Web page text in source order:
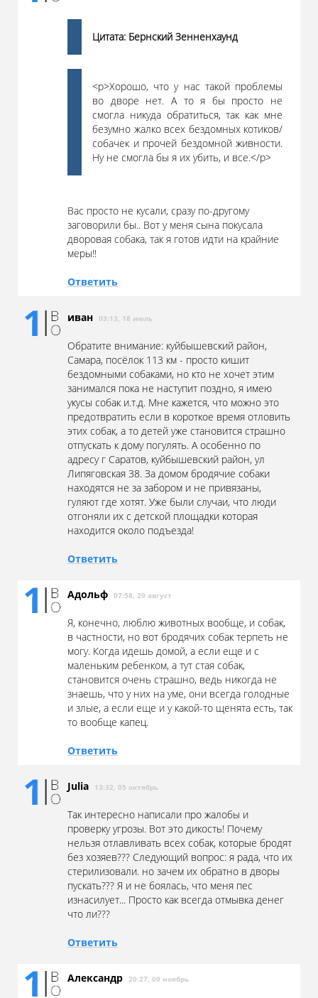
Цитата: Бернский Зенненхаунд
<p>Хорошо, что у нас такой проблемы
во дворе нет. А то я бы просто не
смогла никуда обратиться, так как мне
безумно жалко всех бездомных котиков/
собачек и прочей бездомной живности.
Ну не смогла бы я их убить, и все.</p>
Вас просто не кусали, сразу по-другому
заговорили бы.. Вот у меня сына покусала
дворовая собака, так я готов идти на крайние
меры!!
Ответить
иван 03:13, 18 июль
Обратите внимание: куйбышевский район,
Самара, посёлок 113 км - просто кишит
бездомными собаками, но кто не хочет этим
занимался пока не наступит поздно, я имею
укусы собак и.т.д. Мне кажется, что можно это
предотвратить если в короткое время отловить
этих собак, а то детей уже становится страшно
отпускать к дому погулять. А особенно по
адресу г Саратов, куйбышевский район, ул
Липяговская 38. За домом бродячие собаки
находятся не за забором и не привязаны,
гуляют где хотят. Уже были случаи, что люди
отгоняли их с детской площадки которая
находится около подъезда!
Ответить
Адольф 07:58, 29 август
Я, конечно, люблю животных вообще, и собак,
в частности, но вот бродячих собак терпеть не
могу. Когда идешь домой, а если еще и с
маленьким ребенком, а тут стая собак,
становится очень страшно, ведь никогда не
знаешь, что у них на уме, они всегда голодные
и злые, а если еще и у какой-то щенята есть, так
то вообще капец.
Ответить
Julia 13:32, 05 октябрь
Так интересно написали про жалобы и
проверку угрозы. Вот это дикость! Почему
нельзя отлавливать всех собак, которые бродят
без хозяев??? Следующий вопрос: я рада, что их
стерилизовали. но зачем их обратно в дворы
пускать??? Я и не боялась, что меня пес
изнасилует... Просто как всегда отмывка денег
что ли???
Ответить
Александр 20:27, 09 ноябрь